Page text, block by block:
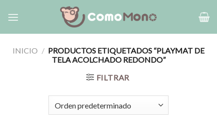
INICIO / PRODUCTOS ETIQUETADOS “PLAYMAT DE
TELA ACOLCHADO REDONDO”
FILTRAR